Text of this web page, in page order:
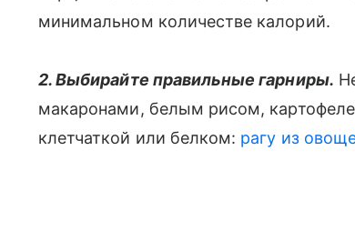
минимальном количестве калорий.
2. Выбирайте правильные гарниры.
макаронами, белым рисом,
клетчаткой или белком: рагу из